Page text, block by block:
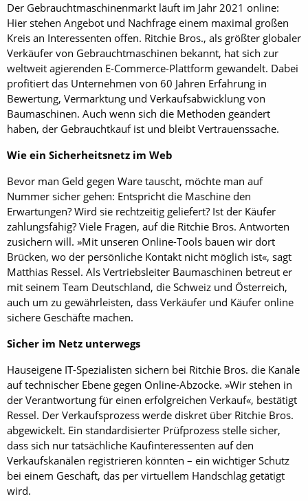
Der Gebrauchtmaschinenmarkt läuft im Jahr 2021 on­line:
Hier stehen Angebot und Nachfrage einem maximal großen
Kreis an Interessenten offen. Ritchie Bros., als größter globaler
Verkäufer von Gebrauchtmaschinen bekannt, hat sich zur
weltweit agierenden E-Commerce-Plattform gewandelt. Dabei
profitiert das Unternehmen von 60 Jahren Erfahrung in
Bewertung, Vermarktung und Verkaufsabwicklung von
Baumaschinen. Auch wenn sich die Methoden geändert
haben, der Gebrauchtkauf ist und bleibt Vertrauenssache.
Wie ein Sicherheitsnetz im Web
Bevor man Geld gegen Ware tauscht, möchte man auf
Nummer sicher gehen: Entspricht die Maschine den
Erwartungen? Wird sie rechtzeitig geliefert? Ist der Käufer
zahlungsfähig? Viele Fragen, auf die Ritchie Bros. Antworten
zusichern will. »Mit unseren Online-Tools bauen wir dort
Brücken, wo der persönliche Kontakt nicht möglich ist«, sagt
Matthias Ressel. Als Vertriebsleiter Baumaschinen betreut er
mit seinem Team Deutschland, die Schweiz und Österreich,
auch um zu gewährleisten, dass Verkäufer und Käufer online
sichere Geschäfte machen.
Sicher im Netz unterwegs
Hauseigene IT-Spezialisten sichern bei Ritchie Bros. die Kanäle
auf technischer Ebene gegen Online-Abzocke. »Wir stehen in
der Verantwortung für einen erfolgreichen Verkauf«, bestätigt
Ressel. Der Verkaufsprozess werde diskret über Ritchie Bros.
abgewickelt. Ein standardisierter Prüfprozess stelle sicher,
dass sich nur tatsächliche Kaufinteressenten auf den
Verkaufskanälen registrieren könnten – ein wichtiger Schutz
bei einem Geschäft, das per virtuellem Handschlag getätigt
wird.